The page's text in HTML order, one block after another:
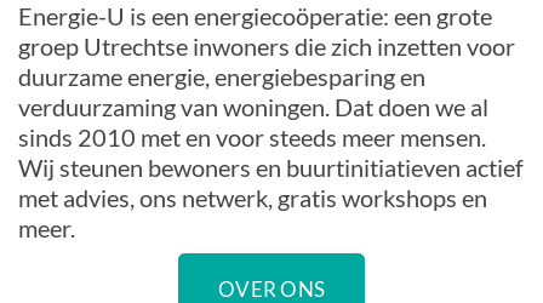
Energie-U is een energiecoöperatie: een grote
groep Utrechtse inwoners die zich inzetten voor
duurzame energie, energiebesparing en
verduurzaming van woningen. Dat doen we al
sinds 2010 met en voor steeds meer mensen.
Wij steunen bewoners en buurtinitiatieven actief
met advies, ons netwerk, gratis workshops en
meer.
OVER ONS